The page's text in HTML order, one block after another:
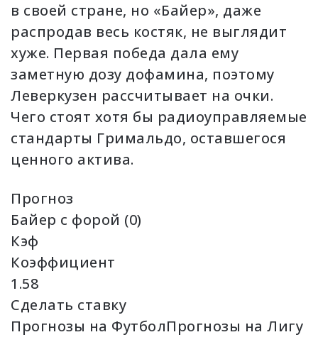
в своей стране, но «Байер», даже
распродав весь костяк, не выглядит
хуже. Первая победа дала ему
заметную дозу дофамина, поэтому
Леверкузен рассчитывает на очки.
Чего стоят хотя бы радиоуправляемые
стандарты Гримальдо, оставшегося
ценного актива.
Прогноз
Байер с форой (0)
Кэф
Коэффициент
1.58
Сделать ставку
Прогнозы на ФутболПрогнозы на Лигу